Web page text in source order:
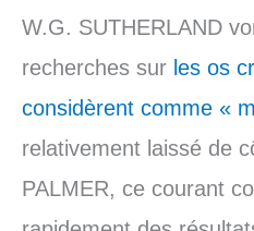
W.G. SUTHERLAND
recherches sur les os
considèrent comme «
relativement laissé de
PALMER, ce courant